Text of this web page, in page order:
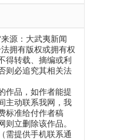
源：大武夷新闻
拥有版权或拥有权
得转载、摘编或利
则必追究其相关法
作品，如作者能提
主动联系我网，我
标准给付作者稿
则立删除该作品。
需提供手机联系通